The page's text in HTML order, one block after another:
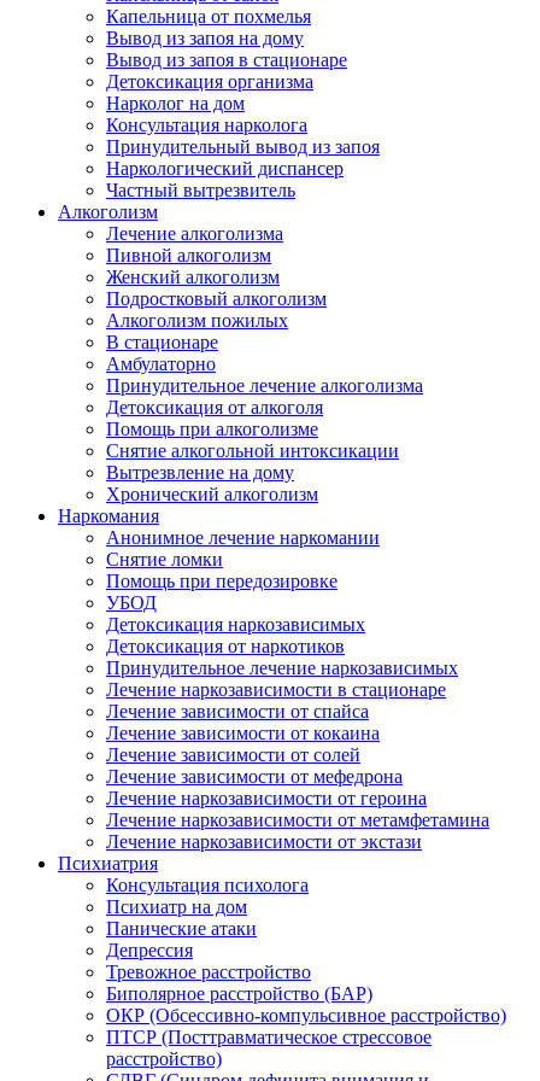
Капельница от похмелья
Вывод из запоя на дому
Вывод из запоя в стационаре
Детоксикация организма
Нарколог на дом
Консультация нарколога
Принудительный вывод из запоя
Наркологический диспансер
Частный вытрезвитель
Алкоголизм
Лечение алкоголизма
Пивной алкоголизм
Женский алкоголизм
Подростковый алкоголизм
Алкоголизм пожилых
В стационаре
Амбулаторно
Принудительное лечение алкоголизма
Детоксикация от алкоголя
Помощь при алкоголизме
Снятие алкогольной интоксикации
Вытрезвление на дому
Хронический алкоголизм
Наркомания
Анонимное лечение наркомании
Снятие ломки
Помощь при передозировке
УБОД
Детоксикация наркозависимых
Детоксикация от наркотиков
Принудительное лечение наркозависимых
Лечение наркозависимости в стационаре
Лечение зависимости от спайса
Лечение зависимости от кокаина
Лечение зависимости от солей
Лечение зависимости от мефедрона
Лечение наркозависимости от героина
Лечение наркозависимости от метамфетамина
Лечение наркозависимости от экстази
Психиатрия
Консультация психолога
Психиатр на дом
Панические атаки
Депрессия
Тревожное расстройство
Биполярное расстройство (БАР)
ОКР (Обсессивно-компульсивное расстройство)
ПТСР (Посттравматическое стрессовое
расстройство)